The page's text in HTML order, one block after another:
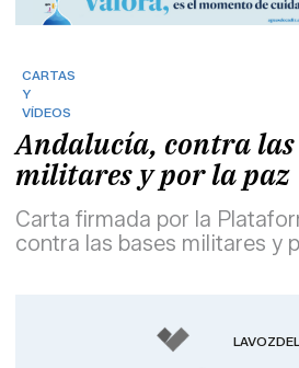
CARTAS
Y
VÍDEOS
Andalucía, contra las
militares y por la paz
Carta firmada por la
contra las bases militares y